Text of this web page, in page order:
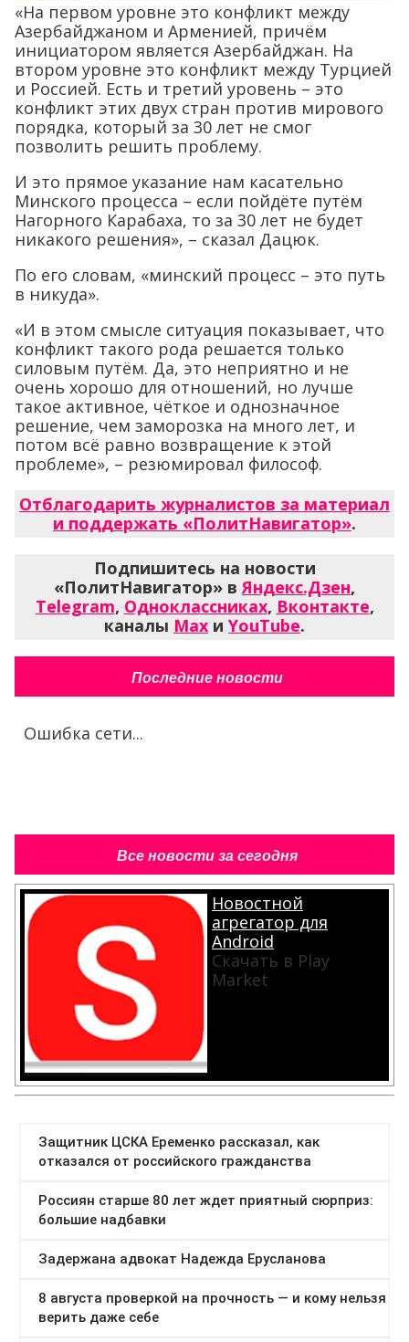
«На первом уровне это конфликт между
Азербайджаном и Арменией, причём
инициатором является Азербайджан. На
втором уровне это конфликт между Турцией
и Россией. Есть и третий уровень – это
конфликт этих двух стран против мирового
порядка, который за 30 лет не смог
позволить решить проблему.
И это прямое указание нам касательно
Минского процесса – если пойдёте путём
Нагорного Карабаха, то за 30 лет не будет
никакого решения», – сказал Дацюк.
По его словам, «минский процесс – это путь
в никуда».
«И в этом смысле ситуация показывает, что
конфликт такого рода решается только
силовым путём. Да, это неприятно и не
очень хорошо для отношений, но лучше
такое активное, чёткое и однозначное
решение, чем заморозка на много лет, и
потом всё равно возвращение к этой
проблеме», – резюмировал философ.
Отблагодарить журналистов за материал
и поддержать «ПолитНавигатор».
Подпишитесь на новости
«ПолитНавигатор» вЯндекс.Дзен,
Telegram, Одноклассниках, Вконтакте,
каналы Max и YouTube.
Последние новости
Ошибка сети...
Все новости за сегодня
Новостной
агрегатор для
Android
Скачать в Play
Market